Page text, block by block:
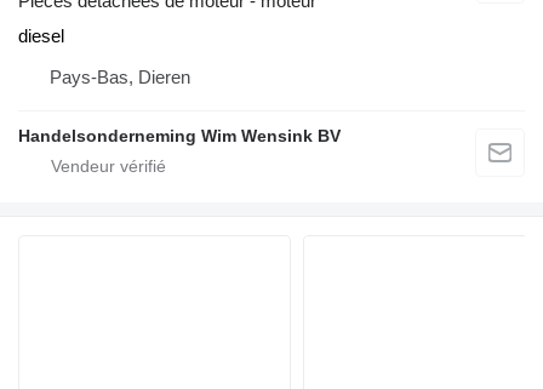
diesel
Pays-Bas, Dieren
Handelsonderneming Wim Wensink BV